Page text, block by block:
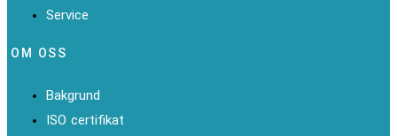
Service
OM OSS
Bakgrund
ISO certifikat